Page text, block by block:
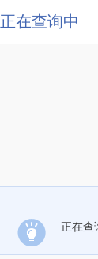
正在查询中
正在查